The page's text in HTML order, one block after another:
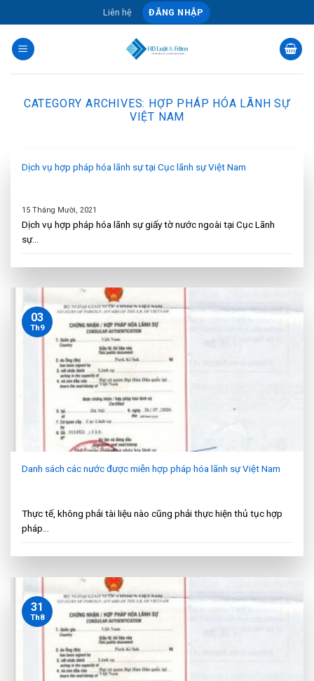
to
content
Liên hệ ĐĂNG NHẬP
CATEGORY ARCHIVES: HỢP PHÁP HÓA LÃNH SỰ
VIỆT NAM
Dịch vụ hợp pháp hóa lãnh sự tại Cục lãnh sự Việt Nam
15 Tháng Mười, 2021
Dịch vụ hợp pháp hóa lãnh sự giấy tờ nước ngoài tại Cục Lãnh
sự...
Danh sách các nước được miễn hợp pháp hóa lãnh sự Việt Nam
Thực tế, không phải tài liệu nào cũng phải thực hiện thủ tục hợp
pháp...
03
Th9
31
Th8